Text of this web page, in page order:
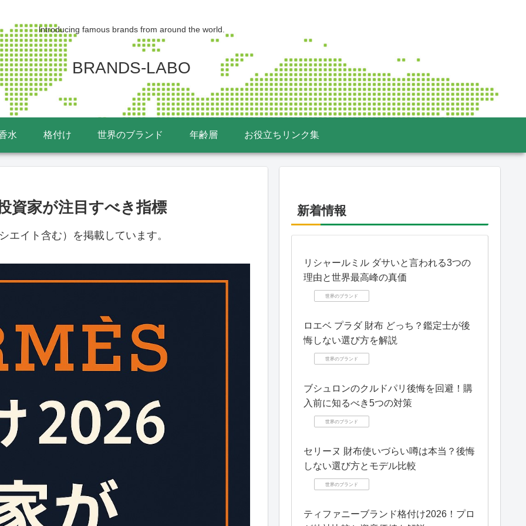
lntroducing famous brands from around the world.
BRANDS-LABO
水 格付け 世界のブランド 年齢層 お役立ちリンク集
資家が注目すべき指標
エイト含む）を掲載しています。
新着情報
リシャールミル ダサいと言われる3つの
理由と世界最高峰の真価
世界のブランド
ロエベ プラダ 財布 どっち？鑑定士が後
悔しない選び方を解説
世界のブランド
ブシュロンのクルドパリ後悔を回避！購
入前に知るべき5つの対策
世界のブランド
セリーヌ 財布使いづらい噂は本当？後悔
しない選び方とモデル比較
世界のブランド
ティファニーブランド格付け2026！プロ